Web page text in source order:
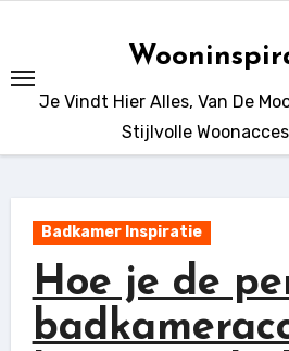
de
inhoudJe Vindt Hier Alles, Van De
Stijlvolle
Badkamer Inspiratie
Hoe je de